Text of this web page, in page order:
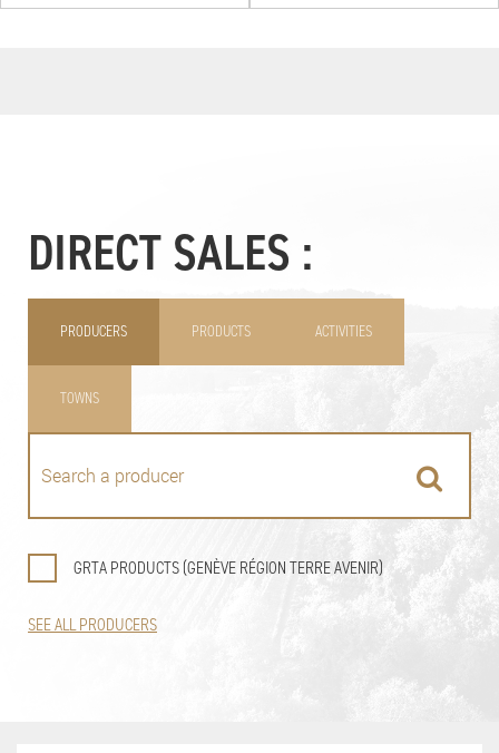
DIRECT SALES :
PRODUCERS PRODUCTS ACTIVITIES
TOWNS
GRTA PRODUCTS (GENÈVE RÉGION TERRE AVENIR)
SEE ALL PRODUCERS